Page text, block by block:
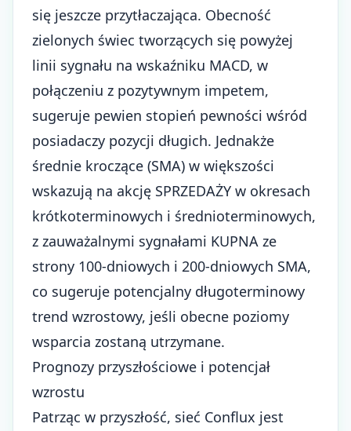
się jeszcze przytłaczająca. Obecność
zielonych świec tworzących się powyżej
linii sygnału na wskaźniku MACD, w
połączeniu z pozytywnym impetem,
sugeruje pewien stopień pewności wśród
posiadaczy pozycji długich. Jednakże
średnie kroczące (SMA) w większości
wskazują na akcję SPRZEDAŻY w okresach
krótkoterminowych i średnioterminowych,
z zauważalnymi sygnałami KUPNA ze
strony 100-dniowych i 200-dniowych SMA,
co sugeruje potencjalny długoterminowy
trend wzrostowy, jeśli obecne poziomy
wsparcia zostaną utrzymane.
Prognozy przyszłościowe i potencjał
wzrostu
Patrząc w przyszłość, sieć Conflux jest